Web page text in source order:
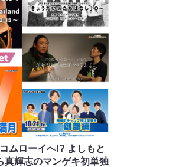
ムローイへ!? よしもと
真輝志のマンゲキ初単独